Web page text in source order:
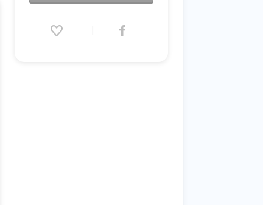
2024.10.18 (Fri) 00:00 - 12.31